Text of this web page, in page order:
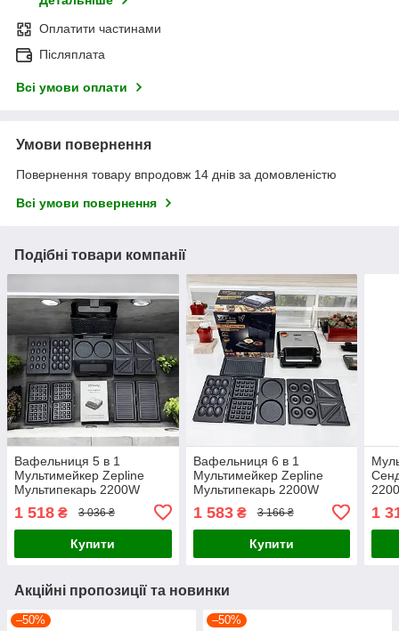
Оплатити частинами
Післяплата
Всі умови оплати
Умови повернення
Повернення товару впродовж 14 днів за домовленістю
Всі умови повернення
Подібні товари компанії
Вафельниця 5 в 1
Мультимейкер Zepline
Мультипекарь 2200W
Сендвічниця + Ліщина +
Гриль
1 518 ₴ 3 036 ₴
Купити
Вафельниця 6 в 1
Мультимейкер Zepline
Мультипекарь 2200W
Сендвічниця + Ліщина +
Гриль
1 583₴ 3 166 ₴
Купити
1
Акційні пропозиції та новинки
–50% –50%